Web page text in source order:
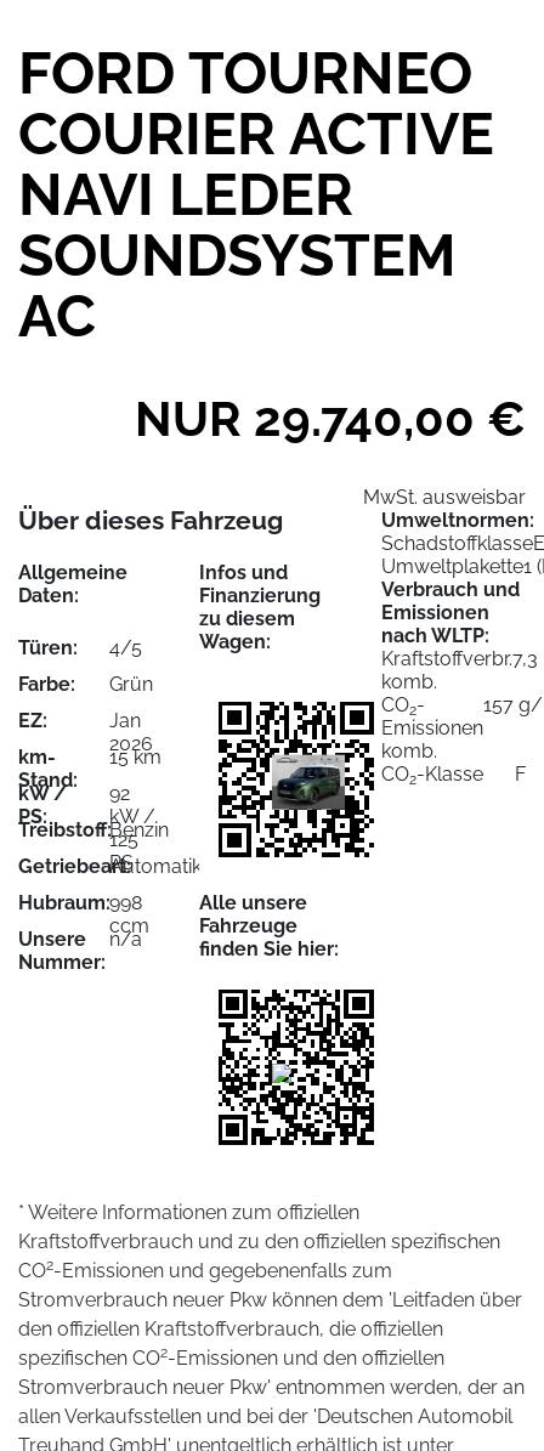
FORD TOURNEO
COURIER ACTIVE
NAVI LEDER
SOUNDSYSTEM
AC
NUR 29.740,00 €
MwSt. ausweisbar
Über dieses Fahrzeug
Allgemeine
Daten:
Türen:
4/5
Farbe:
Grün
EZ:
Jan
2026
km-
Stand:
15 km
kW /
PS:
92
kW /
125
PS
Treibstoff:Benzin
Getriebeart:Automatik
Hubraum:998
ccm
Unsere
Nummer:
n/a
Infos und
Finanzierung
zu diesem
Wagen:
Alle unsere
Fahrzeuge
finden Sie hier:
Umweltnormen:
Schadstoffklasse
Umweltplakette1
Verbrauch und
Emissionen
nach WLTP:
Kraftstoffverbr.
komb.
CO2-
Emissionen
komb.
157
CO2-Klasse F
* Weitere Informationen zum offiziellen
Kraftstoffverbrauch und zu den offiziellen spezifischen
CO2-Emissionen und gegebenenfalls zum
Stromverbrauch neuer Pkw können dem 'Leitfaden über
den offiziellen Kraftstoffverbrauch, die offiziellen
spezifischen CO2-Emissionen und den offiziellen
Stromverbrauch neuer Pkw' entnommen werden, der an
allen Verkaufsstellen und bei der 'Deutschen Automobil
Treuhand GmbH' unentgeltlich erhältlich ist unter